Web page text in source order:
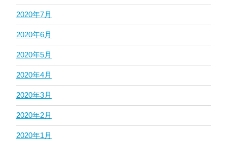
2020年7月
2020年6月
2020年5月
2020年4月
2020年3月
2020年2月
2020年1月